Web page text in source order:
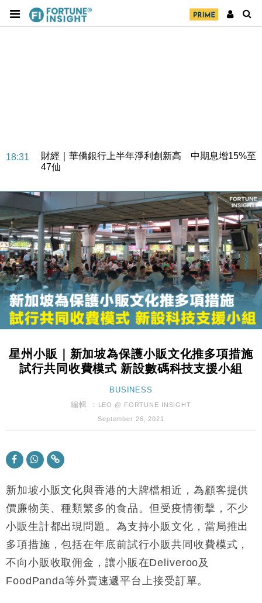
16:55
科技｜iPhone 18 Pro成本或升4成 蘋果或犧牲毛利穩
定新機售價
18:31
財經｜華僑銀行上半年淨利創新高 中期息增15%至
47仙
及消費表現
16:47
本地｜假冒內地執法人員要求交「保證金」 43歲女子
損失近6900萬元
16:05
財經｜日經失守6.5萬點後回穩 全周仍升近2%
17:38 經濟｜大摩看淡內房今年表現 削新開工及銷售預測
16:55
科技｜iPhone 18 Pro成本或升4成 蘋果或犧牲毛利穩
定新機售價
15:38
本地｜香港迪拜下月10日合辦氣候金融會議
14:49
財經｜大摩削老鋪黃金目標價至505元 惟維持「增
持」評級
本地｜華嫂冰室太子店涉提供失實資料 遭禁申請輸入
勞工一年
中國｜強颱風「白海豚」殘渦北上 上海取消逾900班
機
18:31
47仙
及消費表現
16:47
本地｜假冒內地執法人員要求交「保證金」 43歲女子
16:05
星州小販｜新加坡為保護小販文化推多項措施
試行共同收費模式 新設數碼科技支援小組
BUSINESS
編輯 ：
LEO @ FORTUNE INSIGHT
September 26, 2021
新加坡小販文化與香港的大牌檔相近，為顧客提供
價廉物美、種類繁多的食品。但受疫情衝擊，不少
小販生計都出現問題。為支持小販文化，當局推出
多項措施，包括在年底前試行小販共同收費模式，
不向小販收取佣金，讓小販在Deliveroo及
FoodPanda等外賣速遞平台上接受訂單。